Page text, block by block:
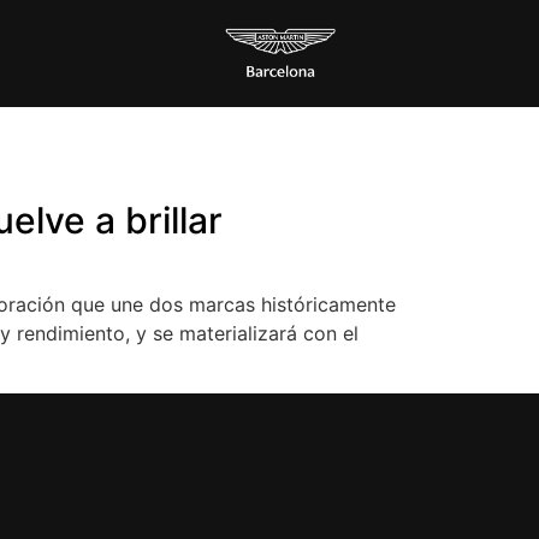
a brillar
que une dos marcas históricamente
rendimiento, y se materializará con el